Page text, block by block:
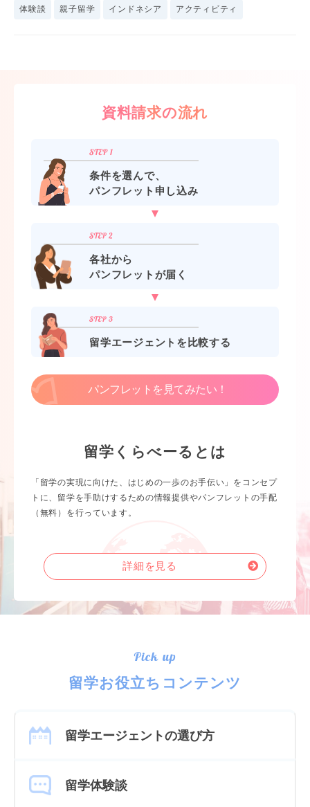
体験談 親子留学 インドネシア アクティビティ
資料請求の流れ
条件を選んで、
パンフレット申し込み
各社から
パンフレットが届く
留学エージェントを比較する
パンフレットを見てみたい！
留学くらべーるとは
「留学の実現に向けた、はじめの一歩のお手伝い」をコンセプ
トに、留学を手助けするための情報提供やパンフレットの手配
（無料）を行っています。
詳細を見る
Pick up
留学お役立ちコンテンツ
留学エージェントの選び方
留学体験談